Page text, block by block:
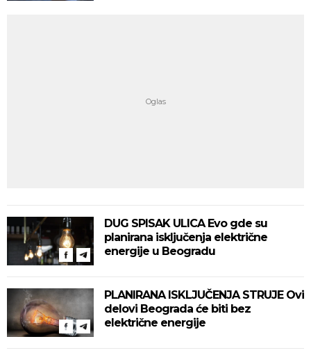
DUG SPISAK ULICA Evo gde su
planirana isključenja električne
energije u Beogradu
PLANIRANA ISKLJUČENJA STRUJE Ovi
delovi Beograda će biti bez
električne energije